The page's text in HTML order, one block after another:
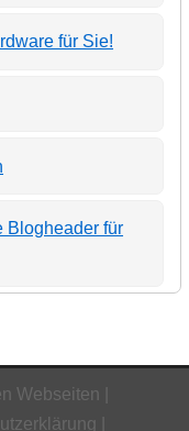
für Sie!
Blogheader für
Webseiten